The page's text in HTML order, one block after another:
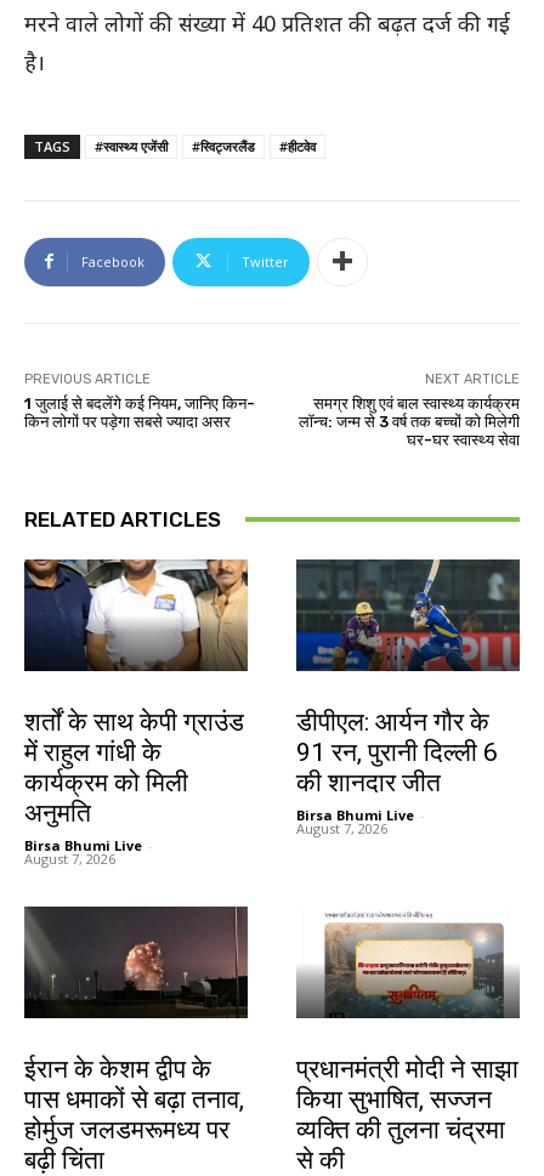
मरने वाले लोगों की संख्या में 40 प्रतिशत की बढ़त दर्ज की गई
है।
TAGS #स्वास्थ्य एजेंसी #स्विट्जरलैंड #हीटवेव
Facebook Twitter
PREVIOUS ARTICLE
1 जुलाई से बदलेंगे कई नियम, जानिए किन-
किन लोगों पर पड़ेगा सबसे ज्यादा असर
NEXT ARTICLE
समग्र शिशु एवं बाल स्वास्थ्य कार्यक्रम
लॉन्च: जन्म से 3 वर्ष तक बच्चों को मिलेगी
घर-घर स्वास्थ्य सेवा
RELATED ARTICLES
शर्तों के साथ केपी ग्राउंड
में राहुल गांधी के
कार्यक्रम को मिली
अनुमति
Birsa Bhumi Live -
August 7, 2026
डीपीएल: आर्यन गौर के
91 रन, पुरानी दिल्ली 6
की शानदार जीत
Birsa Bhumi Live -
August 7, 2026
ईरान के केशम द्वीप के
पास धमाकों से बढ़ा तनाव,
होर्मुज जलडमरूमध्य पर
बढ़ी चिंता
प्रधानमंत्री मोदी ने साझा
किया सुभाषित, सज्जन
व्यक्ति की तुलना चंद्रमा
से की